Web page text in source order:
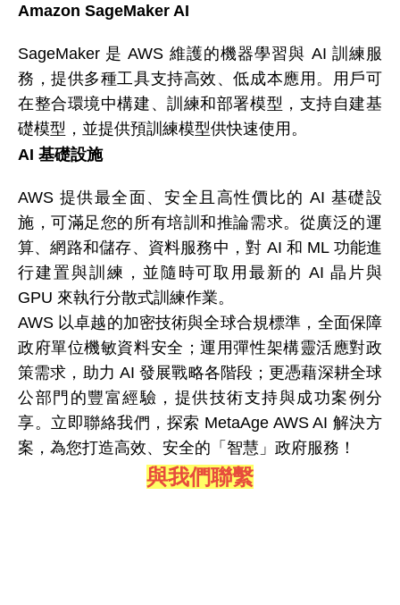
Amazon SageMaker AI
SageMaker 是AWS 維護的機器學習與 AI 訓練服
務，提供多種工具支持高效、低成本應用。用戶可
在整合環境中構建、訓練和部署模型，支持自建基
礎模型，並提供預訓練模型供快速使用。
AI 基礎設施
AWS 提供最全面、安全且高性價比的 AI 基礎設
施，可滿足您的所有培訓和推論需求。從廣泛的運
算、網路和儲存、資料服務中，對 AI 和 ML 功能進
行建置與訓練，並隨時可取用最新的AI晶片與
GPU 來執行分散式訓練作業。
AWS 以卓越的加密技術與全球合規標準，全面保障
政府單位機敏資料安全；運用彈性架構靈活應對政
策需求，助力 AI 發展戰略各階段；更憑藉深耕全球
公部門的豐富經驗，提供技術支持與成功案例分
享。 立即聯絡我們，探索 MetaAge AWS AI 解決方
案，為您打造高效、安全的「智慧」政府服務！
與我們聯繫